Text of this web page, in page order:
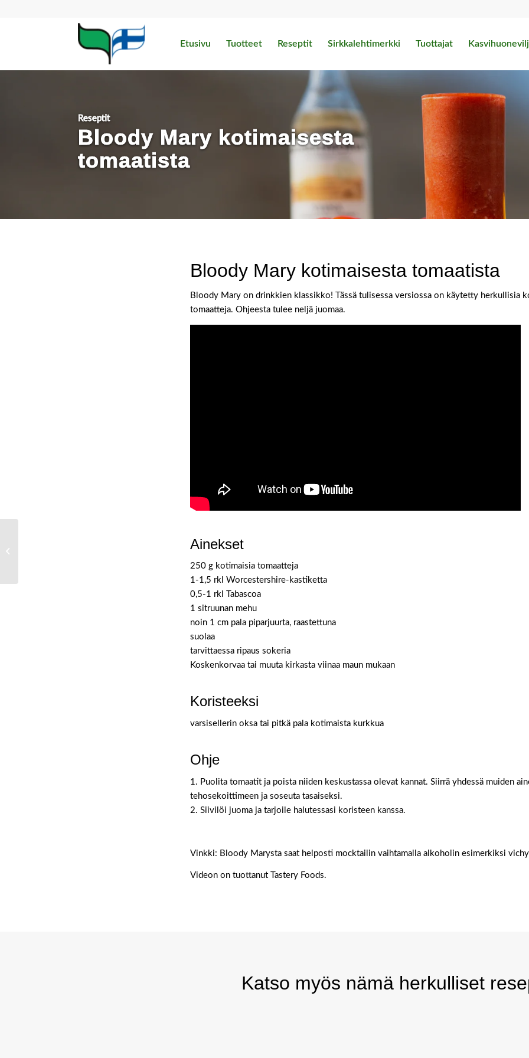
Etusivu Tuotteet Reseptit Sirkkalehtimerkki Tuottajat
Reseptit
Bloody Mary kotimaisesta
tomaatista
Bloody Mary kotimaisesta tomaatista
Bloody Mary on drinkkien klassikko! Tässä tulisessa versiossa on käytetty herkullisia
tomaatteja. Ohjeesta tulee neljä juomaa.
Ainekset
250 g kotimaisia tomaatteja
1-1,5 rkl Worcestershire-kastiketta
0,5-1 rkl Tabascoa
1 sitruunan mehu
noin 1 cm pala piparjuurta, raastettuna
suolaa
tarvittaessa ripaus sokeria
Koskenkorvaa tai muuta kirkasta viinaa maun mukaan
Koristeeksi
varsisellerin oksa tai pitkä pala kotimaista kurkkua
Ohje
1. Puolita tomaatit ja poista niiden keskustassa olevat kannat. Siirrä yhdessä muiden
tehosekoittimeen ja soseuta tasaiseksi.
2. Siivilöi juoma ja tarjoile halutessasi koristeen kanssa.
Vinkki: Bloody Marysta saat helposti mocktailin vaihtamalla alkoholin esimerkiksi
Videon on tuottanut Tastery Foods.
Katso myös nämä herkulliset